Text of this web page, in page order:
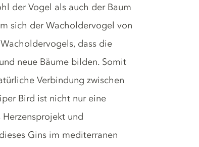
der Vogel als auch der Baum
sich der Wacholdervogel von
dass die
neue Bäume bilden. Somit
Verbindung zwischen
Bird ist nicht nur eine
und
Gins im mediterranen